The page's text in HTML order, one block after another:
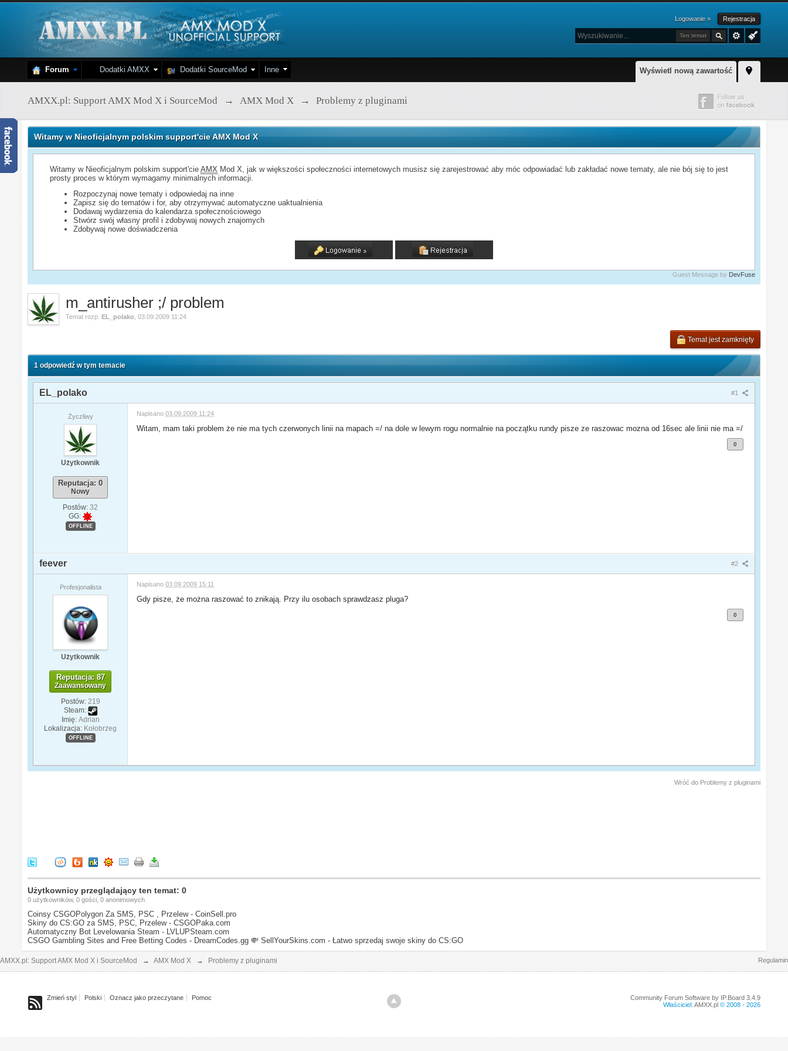
Logowanie » Rejestracja
Ten temat
Wyświetl nową zawartość
Forum Dodatki AMXX Dodatki SourceMod Inne
AMXX.pl: Support AMX Mod X i SourceMod → AMX Mod X → Problemy z pluginami
Witamy w Nieoficjalnym polskim support'cie AMX Mod X
Witamy w Nieoficjalnym polskim support'cieAMX Mod X, jak w większości społeczności internetowych musisz się zarejestrować aby móc odpowiadać lub zakładać nowe tematy, ale nie bój się to jest
prosty proces w którym wymagamy minimalnych informacji.
Rozpoczynaj nowe tematy i odpowiedaj na inne
Zapisz się do tematów i for, aby otrzymywać automatyczne uaktualnienia
Dodawaj wydarzenia do kalendarza społecznościowego
Stwórz swój własny profil i zdobywaj nowych znajomych
Zdobywaj nowe doświadczenia
Guest Message by DevFuse
m_antirusher ;/ problem
Temat rozp.EL_polako ,03.09.2009 11:24
Temat jest zamknięty
1 odpowiedź w tym temacie
#1
EL_polako
Życzliwy
Użytkownik
Reputacja: 0
Nowy
Postów: 32
GG:
OFFLINE
Napisano03.09.2009 11:24
Witam, mam taki problem że nie ma tych czerwonych linii na mapach =/ na dole w lewym rogu normalnie na początku rundy pisze ze raszowac mozna od 16sec ale linii nie ma =/
0
#2
feever
Profesjonalista
Użytkownik
Reputacja: 87
Zaawansowany
Postów: 219
Steam:
Imię: Adrian
Lokalizacja: Kołobrzeg
OFFLINE
Napisano03.09.2009 15:11
Gdy pisze, że można raszować to znikają. Przy ilu osobach sprawdzasz pluga?
0
Wróć do Problemy z pluginami
Użytkownicy przeglądający ten temat: 0
0 użytkowników, 0 gości, 0 anonimowych
Coinsy CSGOPolygon Za SMS, PSC , Przelew - CoinSell.pro
Skiny do CS:GO za SMS, PSC, Przelew - CSGOPaka.com
Automatyczny Bot Levelowania Steam - LVLUPSteam.com
CSGO Gambling Sites and Free Betting Codes - DreamCodes.gg 💸 SellYourSkins.com - Łatwo sprzedaj swoje skiny do CS:GO
AMXX.pl: Support AMX Mod X i SourceMod → AMX Mod X → Problemy z pluginami Regulamin
Zmień styl Polski Oznacz jako przeczytane Pomoc
Community Forum Software by IP.Board 3.4.9
Właściciel: AMXX.pl© 2008 - 2026